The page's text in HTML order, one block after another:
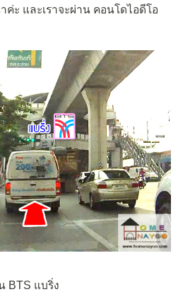
ะ และเราจะผ่าน คอนโดไอดีโอ
BTS แบริ่ง